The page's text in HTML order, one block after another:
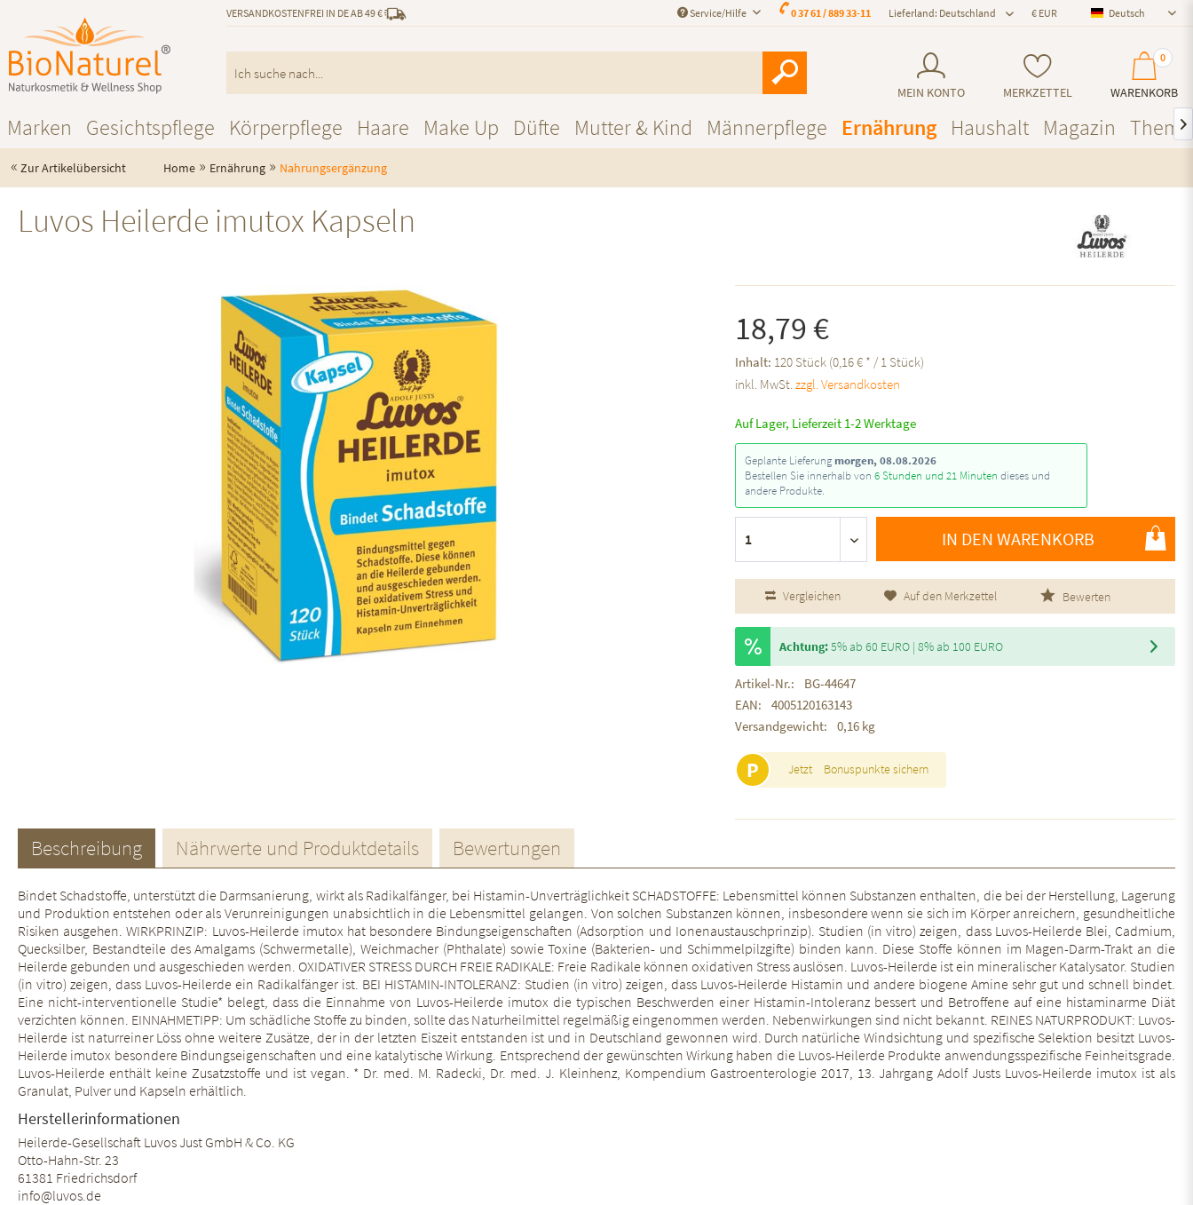
VERSANDKOSTENFREI IN DE AB 49 € Deutsch
Deutsch
Lieferland: Deutschland
0 37 61 / 889 33-11
Service/Hilfe
MEIN KONTO MERKZETTEL
0
WARENKORB
Marken Gesichtspflege Körperpflege Haare Make Up Düfte Mutter & Kind Männerpflege Ernährung Haushalt Magazin 
« Zur Artikelübersicht Home » Ernährung » Nahrungsergänzung
Luvos Heilerde imutox Kapseln
18,79 €
Inhalt: 120 Stück (0,16 € * / 1 Stück)
inkl. MwSt.zzgl. Versandkosten
Auf Lager, Lieferzeit 1-2 Werktage
Geplante Lieferungmorgen, 08.08.2026
Bestellen Sie innerhalb von6 Stunden und 21 Minuten dieses und
andere Produkte.
IN DEN WARENKORB
Vergleichen Auf den Merkzettel Bewerten
Achtung:5% ab 60 EURO | 8% ab 100 EURO
Artikel-Nr.:
BG-44647
EAN:
4005120163143
Versandgewicht:
0,16 kg
P Jetzt Bonuspunkte sichern
Beschreibung Nährwerte und Produktdetails Bewertungen
Bindet Schadstoffe, unterstützt die Darmsanierung, wirkt als Radikalfänger, bei Histamin-Unverträglichkeit SCHADSTOFFE: Lebensmittel können Substanzen enthalten, die bei der Herstellung, Lagerung
und Produktion entstehen oder als Verunreinigungen unabsichtlich in die Lebensmittel gelangen. Von solchen Substanzen können, insbesondere wenn sie sich im Körper anreichern, gesundheitliche
Risiken ausgehen. WIRKPRINZIP: Luvos-Heilerde imutox hat besondere Bindungseigenschaften (Adsorption und Ionenaustauschprinzip). Studien (in vitro) zeigen, dass Luvos-Heilerde Blei, Cadmium,
Quecksilber, Bestandteile des Amalgams (Schwermetalle), Weichmacher (Phthalate) sowie Toxine (Bakterien- und Schimmelpilzgifte) binden kann. Diese Stoffe können im Magen-Darm-Trakt an die
Heilerde gebunden und ausgeschieden werden. OXIDATIVER STRESS DURCH FREIE RADIKALE: Freie Radikale können oxidativen Stress auslösen. Luvos-Heilerde ist ein mineralischer Katalysator. Studien
(in vitro) zeigen, dass Luvos-Heilerde ein Radikalfänger ist. BEI HISTAMIN-INTOLERANZ: Studien (in vitro) zeigen, dass Luvos-Heilerde Histamin und andere biogene Amine sehr gut und schnell bindet.
Eine nicht-interventionelle Studie* belegt, dass die Einnahme von Luvos-Heilerde imutox die typischen Beschwerden einer Histamin-Intoleranz bessert und Betroffene auf eine histaminarme Diät
verzichten können. EINNAHMETIPP: Um schädliche Stoffe zu binden, sollte das Naturheilmittel regelmäßig eingenommen werden. Nebenwirkungen sind nicht bekannt. REINES NATURPRODUKT: Luvos-
Heilerde ist naturreiner Löss ohne weitere Zusätze, der in der letzten Eiszeit entstanden ist und in Deutschland gewonnen wird. Durch natürliche Windsichtung und spezifische Selektion besitzt Luvos-
Heilerde imutox besondere Bindungseigenschaften und eine katalytische Wirkung. Entsprechend der gewünschten Wirkung haben die Luvos-Heilerde Produkte anwendungsspezifische Feinheitsgrade.
Luvos-Heilerde enthält keine Zusatzstoffe und ist vegan. * Dr. med. M. Radecki, Dr. med. J. Kleinhenz, Kompendium Gastroenterologie 2017, 13. Jahrgang Adolf Justs Luvos-Heilerde imutox ist als
Granulat, Pulver und Kapseln erhältlich.
Herstellerinformationen
Heilerde-Gesellschaft Luvos Just GmbH & Co. KG
Otto-Hahn-Str. 23
61381 Friedrichsdorf
info@luvos.de